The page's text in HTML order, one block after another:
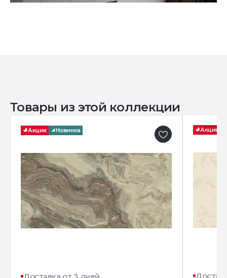
Товары из этой коллекции
Акция Новинка Акция